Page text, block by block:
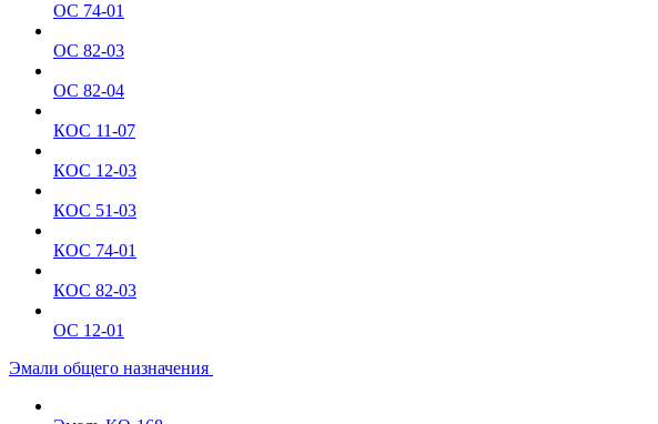
ОС 74-01
ОС 82-03
ОС 82-04
КОС 11-07
КОС 12-03
КОС 51-03
КОС 74-01
КОС 82-03
ОС 12-01
Эмали общего назначения